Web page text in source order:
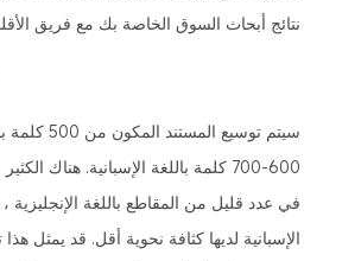
نتائج أبحاث السوق الخاصة بك مع فريق
سيتم توسيع
600-700 كلمة باللغة الإسبانية. هناك
في عدد قليل من المقاطع باللغة الإنجليزية
الإسبانية لديها كثافة نحوية أقل. قد يمثل